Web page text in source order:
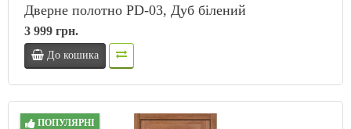
Дверне полотно PD-03, Дуб білений
3 999 грн.
До кошика
ПОПУЛЯРНІ